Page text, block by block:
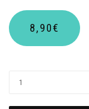
8,90€